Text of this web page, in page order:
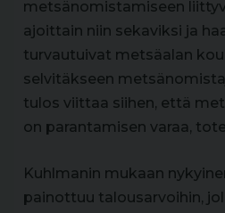
metsänomistamiseen
ajoittain niin sekaviksi ja
turvautuivat metsäalan
selvitäkseen
tulos viittaa siihen, että
on parantamisen varaa,
Kuhlmanin mukaan
painottuu talousarvoihin,